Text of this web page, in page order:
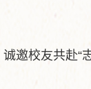
邀校友共赴“